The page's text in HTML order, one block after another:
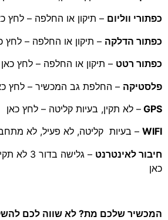
כפתורי ווליום – תיקון או החלפה – לחץ
כפתור הדלקה – תיקון או החלפה – לחץ
כפתור רטט – תיקון או החלפה – לחץ כאן
פלסטיקה – החלפת גב המכשיר – לחץ
GPS – לא תקין, בעיות קליטה – לחץ כאן
WIFI – בעיות קליטה, לא פעיל, לא
חיבור לאינטרנט
– גלישה
כאן
המכשיר שלכם מת? לא שווה לכם